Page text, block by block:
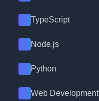
TypeScript
Node.js
Python
Web Development